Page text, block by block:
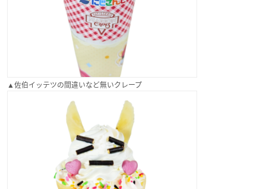
▲佐伯イッテツの間違いなど無いクレープ